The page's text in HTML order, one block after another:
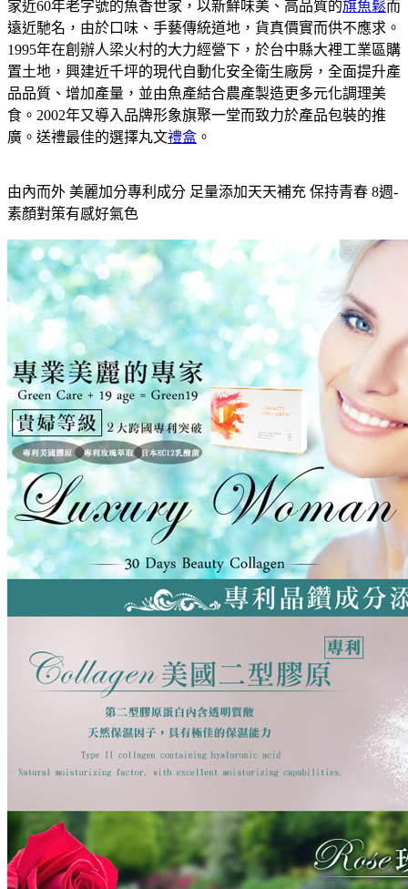
家近60年老字號的魚香世家，以新鮮味美、高品質的旗魚鬆而
遠近馳名，由於口味、手藝傳統道地，貨真價實而供不應求。
1995年在創辦人梁火村的大力經營下，於台中縣大裡工業區購
置土地，興建近千坪的現代自動化安全衛生廠房，全面提升產
品品質、增加產量，並由魚產結合農產製造更多元化調理美
食。2002年又導入品牌形象旗聚一堂而致力於產品包裝的推
廣。送禮最佳的選擇丸文禮盒 。
由內而外 美麗加分專利成分 足量添加天天補充 保持青春 8週-
素顏對策有感好氣色